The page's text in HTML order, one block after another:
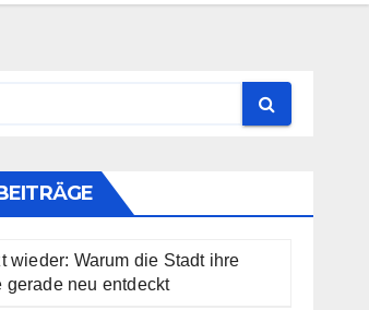
wieder: Warum die Stadt ihre
gerade neu entdeckt